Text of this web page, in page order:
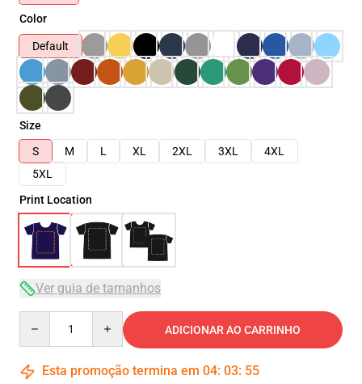
Color
Default
Size
S
M L XL 2XL 3XL
4XL
5XL
Print Location
Ver guia de tamanhos
ADICIONAR AO CARRINHO
Esta promoção termina em 04: 03: 54